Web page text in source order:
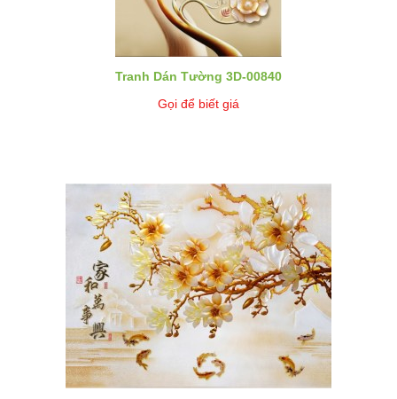
Tranh Dán Tường 3D-00840
Gọi để biết giá